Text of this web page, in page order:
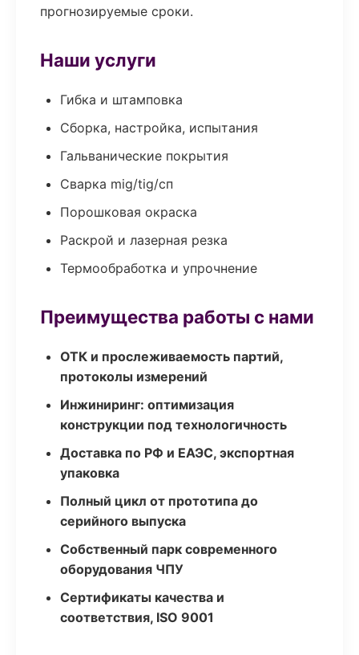
прогнозируемые сроки.
Наши услуги
Гибка и штамповка
Сборка, настройка, испытания
Гальванические покрытия
Сварка mig/tig/сп
Порошковая окраска
Раскрой и лазерная резка
Термообработка и упрочнение
Преимущества работы с нами
ОТК и прослеживаемость партий,
протоколы измерений
Инжиниринг: оптимизация
конструкции под технологичность
Доставка по РФ и ЕАЭС, экспортная
упаковка
Полный цикл от прототипа до
серийного выпуска
Собственный парк современного
оборудования ЧПУ
Сертификаты качества и
соответствия, ISO 9001